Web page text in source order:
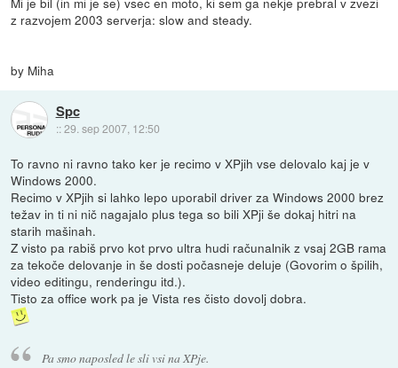
z razvojem 2003 serverja: slow and steady.
by Miha
Spc
::29. sep 2007, 12:50
To ravno ni ravno tako ker je recimo v XPjih vse delovalo kaj je v
Windows 2000.
Recimo v XPjih si lahko lepo uporabil driver za Windows 2000 brez
težav in ti ni nič nagajalo plus tega so bili XPji še dokaj hitri na
starih mašinah.
Z visto pa rabiš prvo kot prvo ultra hudi računalnik z vsaj 2GB rama
za tekoče delovanje in še dosti počasneje deluje (Govorim o špilih,
video editingu, renderingu itd.).
Tisto za office work pa je Vista res čisto dovolj dobra.
Pa smo naposled le sli vsi na XPje.